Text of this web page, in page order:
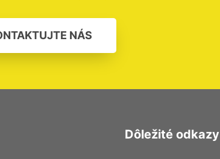
NÁS
Dôležité odkazy